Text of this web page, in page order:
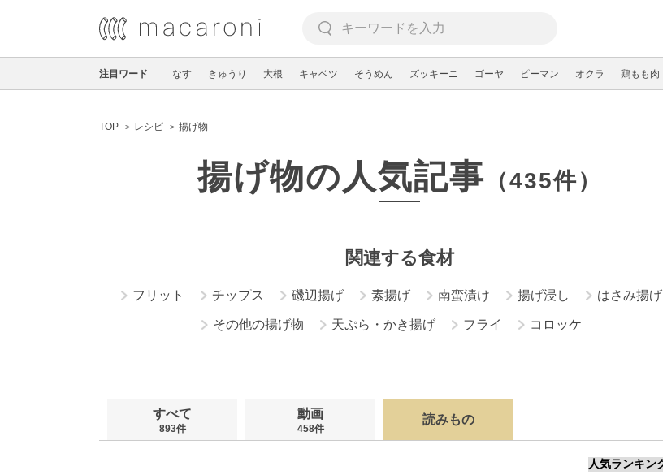
注目ワード なす きゅうり 大根 キャベツ そうめん ズッキーニ ゴーヤ ピーマン オクラ 鶏もも肉
TOP レシピ 揚げ物
揚げ物の人気記事 （435件）
関連する食材
フリット チップス 磯辺揚げ 素揚げ 南蛮漬け 揚げ浸し はさみ揚げ
その他の揚げ物 天ぷら・かき揚げ フライ コロッケ
すべて
893件
動画
458件
読みもの